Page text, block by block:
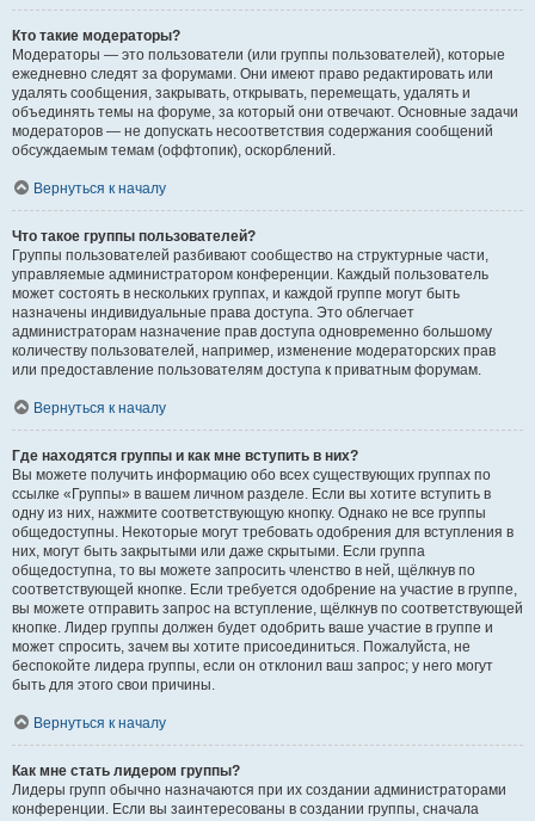
Кто такие модераторы?
Модераторы — это пользователи (или группы пользователей), которые
ежедневно следят за форумами. Они имеют право редактировать или
удалять сообщения, закрывать, открывать, перемещать, удалять и
объединять темы на форуме, за который они отвечают. Основные задачи
модераторов — не допускать несоответствия содержания сообщений
обсуждаемым темам (оффтопик), оскорблений.
Вернуться к началу
Что такое группы пользователей?
Группы пользователей разбивают сообщество на структурные части,
управляемые администратором конференции. Каждый пользователь
может состоять в нескольких группах, и каждой группе могут быть
назначены индивидуальные права доступа. Это облегчает
администраторам назначение прав доступа одновременно большому
количеству пользователей, например, изменение модераторских прав
или предоставление пользователям доступа к приватным форумам.
Вернуться к началу
Где находятся группы и как мне вступить в них?
Вы можете получить информацию обо всех существующих группах по
ссылке «Группы» в вашем личном разделе. Если вы хотите вступить в
одну из них, нажмите соответствующую кнопку. Однако не все группы
общедоступны. Некоторые могут требовать одобрения для вступления в
них, могут быть закрытыми или даже скрытыми. Если группа
общедоступна, то вы можете запросить членство в ней, щёлкнув по
соответствующей кнопке. Если требуется одобрение на участие в группе,
вы можете отправить запрос на вступление, щёлкнув по соответствующей
кнопке. Лидер группы должен будет одобрить ваше участие в группе и
может спросить, зачем вы хотите присоединиться. Пожалуйста, не
беспокойте лидера группы, если он отклонил ваш запрос; у него могут
быть для этого свои причины.
Вернуться к началу
Как мне стать лидером группы?
Лидеры групп обычно назначаются при их создании администраторами
конференции. Если вы заинтересованы в создании группы, сначала